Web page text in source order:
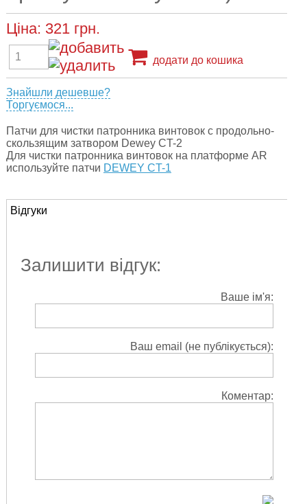
Ціна: 321 грн.
додати до кошика
Знайшли дешевше?
Торгуємося...
Патчи для чистки патронника винтовок с продольно-
скользящим затвором Dewey CT-2
Для чистки патронника винтовок на платформе AR
используйте патчи DEWEY CT-1
Відгуки
Залишити відгук:
Ваше ім'я:
Ваш email (не публікується):
Коментар: